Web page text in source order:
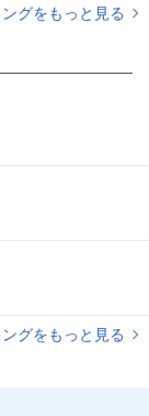
グをもっと見る
グをもっと見る